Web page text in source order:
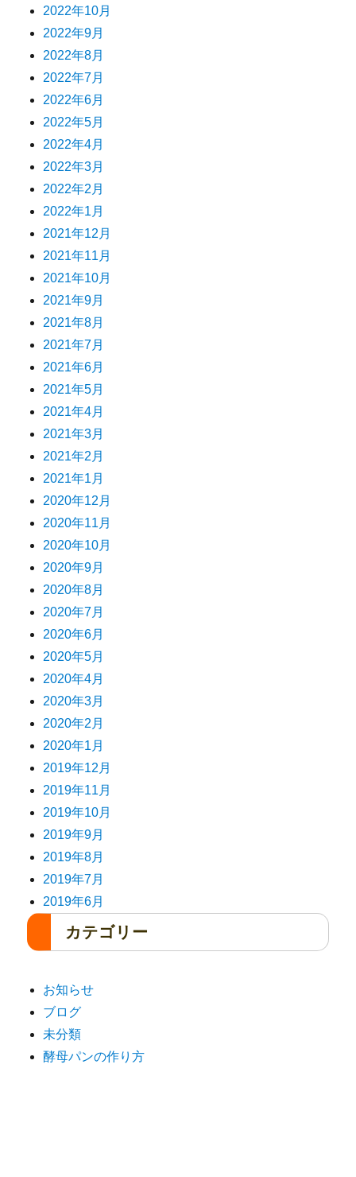
2022年10月
2022年9月
2022年8月
2022年7月
2022年6月
2022年5月
2022年4月
2022年3月
2022年2月
2022年1月
2021年12月
2021年11月
2021年10月
2021年9月
2021年8月
2021年7月
2021年6月
2021年5月
2021年4月
2021年3月
2021年2月
2021年1月
2020年12月
2020年11月
2020年10月
2020年9月
2020年8月
2020年7月
2020年6月
2020年5月
2020年4月
2020年3月
2020年2月
2020年1月
2019年12月
2019年11月
2019年10月
2019年9月
2019年8月
2019年7月
2019年6月
カテゴリー
お知らせ
ブログ
未分類
酵母パンの作り方